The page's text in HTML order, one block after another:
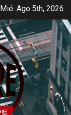
Mié. Ago 5th, 2026